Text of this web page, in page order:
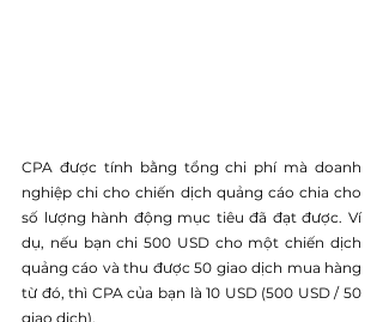
CPA được tính bằng tổng chi phí mà doanh
nghiệp chi cho chiến dịch quảng cáo chia cho
số lượng hành động mục tiêu đã đạt được. Ví
dụ, nếu bạn chi 500 USD cho một chiến dịch
quảng cáo và thu được 50 giao dịch mua hàng
từ đó, thì CPA của bạn là 10 USD (500 USD / 50
giao dịch).